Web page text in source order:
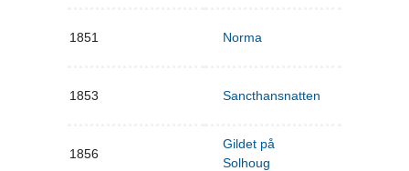
1851 Norma
1853 Sancthansnatten
1856
Gildet på
Solhoug